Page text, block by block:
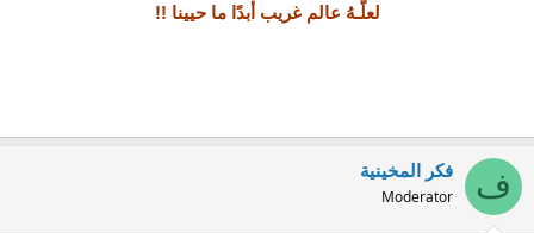
لعلّـهُ عالم غريب أبدًا ما حيينا !!
ف فكر المخينية
Moderator